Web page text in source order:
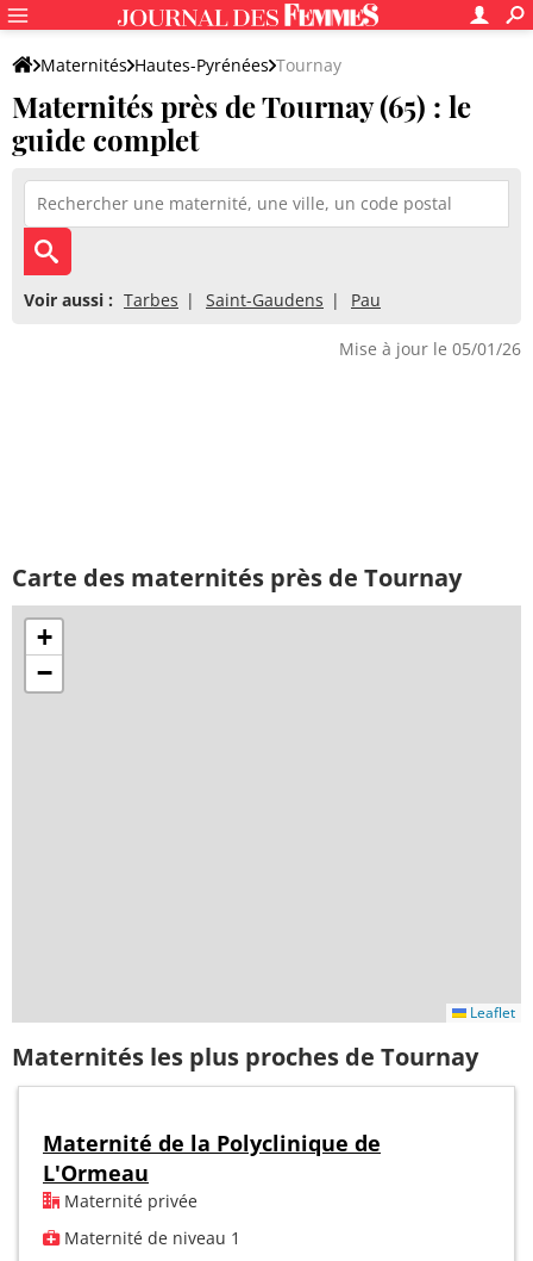
Maternités Hautes-Pyrénées Tournay
Maternités près de Tournay (65) : le
guide complet
Voir aussi : Tarbes Saint-Gaudens Pau
Mise à jour le 05/01/26
Carte des maternités près de Tournay
+
−
Leaflet
Maternités les plus proches de Tournay
Maternité de la Polyclinique de
L'Ormeau
Maternité privée
Maternité de niveau 1